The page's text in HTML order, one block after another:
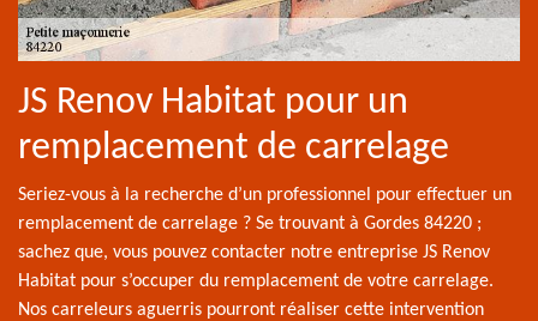
JS Renov Habitat pour un
remplacement de carrelage
Seriez-vous à la recherche d’un professionnel pour effectuer un
remplacement de carrelage ? Se trouvant à Gordes 84220 ;
sachez que, vous pouvez contacter notre entreprise JS Renov
Habitat pour s’occuper du remplacement de votre carrelage.
Nos carreleurs aguerris pourront réaliser cette intervention